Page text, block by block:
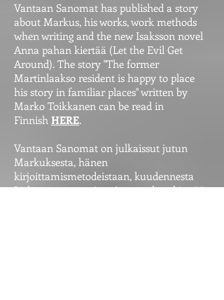
Vantaan Sanomat has published a story
about Markus, his works, work methods
when writing and the new Isaksson novel
Anna pahan kiertää (Let the Evil Get
Around). The story "The former
Martinlaakso resident is happy to place
his story in familiar places" written by
Marko Toikkanen can be read in
Finnish HERE.
Vantaan Sanomat on julkaissut jutun
Markuksesta, hänen
kirjoittamismetodeistaan, kuudennesta
Isaksson-romaanista Anna pahan kiertää